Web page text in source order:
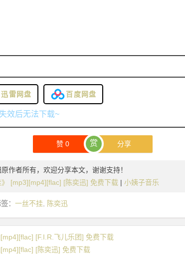
迅雷网盘 百度网盘
效后无法下载~
赞 0 赏 分享
作者所有，欢迎分享本文，谢谢支持！
》 [mp3][mp4][flac] [陈奕迅] 免费下载 | 小姨子音乐
： 一丝不挂 陈奕迅
[F.I.R.飞儿乐团] 免费下载
[陈奕迅] 免费下载